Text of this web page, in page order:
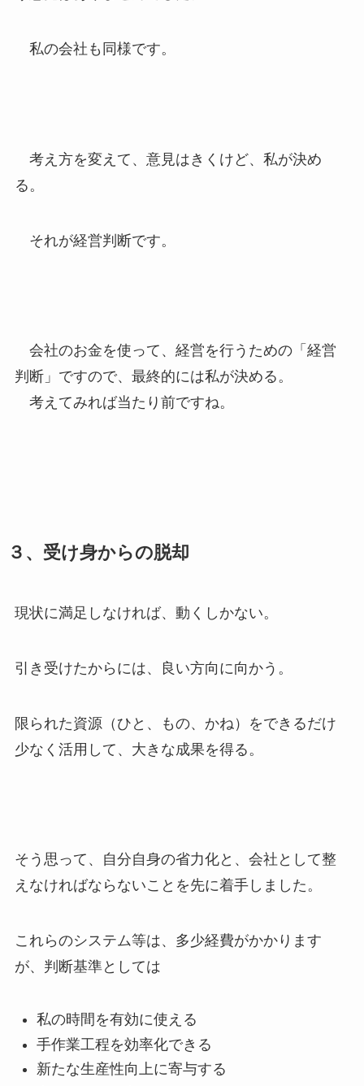
私の会社も同様です。
考え方を変えて、意見はきくけど、私が決め
る。
それが経営判断です。
会社のお金を使って、経営を行うための「経営
判断」ですので、最終的には私が決める。
考えてみれば当たり前ですね。
３、受け身からの脱却
現状に満足しなければ、動くしかない。
引き受けたからには、良い方向に向かう。
限られた資源（ひと、もの、かね）をできるだけ
少なく活用して、大きな成果を得る。
そう思って、自分自身の省力化と、会社として整
えなければならないことを先に着手しました。
これらのシステム等は、多少経費がかかります
が、判断基準としては
私の時間を有効に使える
手作業工程を効率化できる
新たな生産性向上に寄与する